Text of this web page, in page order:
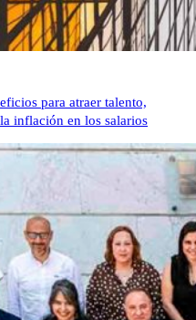
para atraer talento,
inflación en los salarios